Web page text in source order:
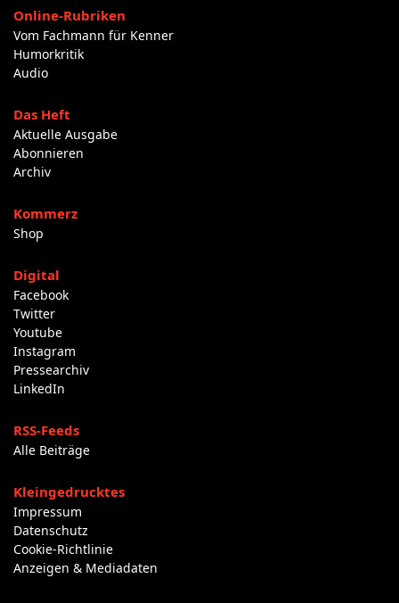
Online-Rubriken
Vom Fachmann für Kenner
Humorkritik
Audio
Das Heft
Aktuelle Ausgabe
Abonnieren
Archiv
Kommerz
Shop
Digital
Facebook
Twitter
Youtube
Instagram
Pressearchiv
LinkedIn
RSS-Feeds
Alle Beiträge
Kleingedrucktes
Impressum
Datenschutz
Cookie-Richtlinie
Anzeigen & Mediadaten